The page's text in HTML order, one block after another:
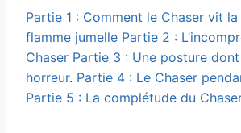
Partie 1 : Comment le Chaser vit
flamme jumelle Partie 2 :
Chaser Partie 3 : Une posture
horreur. Partie 4 : Le Chaser
Partie 5 : La complétude du